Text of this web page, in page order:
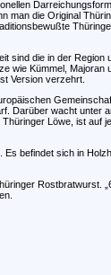
man die Original
sind die in der Region
wie Kümmel, Majoran
Version verzehrt.
Darüber wacht unter
Löwe, ist auf
befindet sich in
Rostbratwurst.